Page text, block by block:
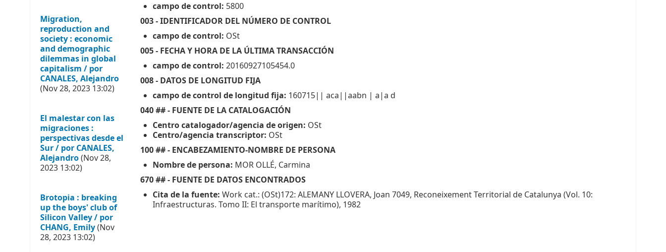
Migration,
reproduction and
society : economic
and demographic
dilemmas in global
capitalism / por
CANALES, Alejandro
(Nov 28, 2023 13:02)
El malestar con las
migraciones :
perspectivas desde el
Sur / por CANALES,
Alejandro(Nov 28,
2023 13:02)
Brotopia : breaking
up the boys' club of
Silicon Valley / por
CHANG, Emily(Nov
28, 2023 13:02)
campo de control: 5800
003 - IDENTIFICADOR DEL NÚMERO DE CONTROL
campo de control: OSt
005 - FECHA Y HORA DE LA ÚLTIMA TRANSACCIÓN
campo de control: 20160927105454.0
008 - DATOS DE LONGITUD FIJA
campo de control de longitud fija: 160715|| aca||aabn | a|a d
040 ## - FUENTE DE LA CATALOGACIÓN
Centro catalogador/agencia de origen: OSt
Centro/agencia transcriptor: OSt
100 ## - ENCABEZAMIENTO-NOMBRE DE PERSONA
Nombre de persona: MOR OLLÉ, Carmina
670 ## - FUENTE DE DATOS ENCONTRADOS
Cita de la fuente: Work cat.: (OSt)172: ALEMANY LLOVERA, Joan 7049, Reconeixement Territorial de Catalunya (Vol. 10:
Infraestructuras. Tomo II: El transporte marítimo), 1982